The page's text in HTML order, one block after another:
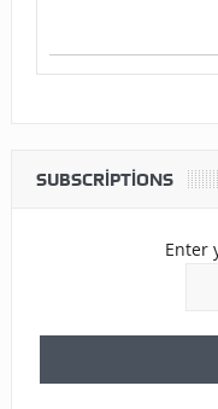
SUBSCRIPTIONS
Enter